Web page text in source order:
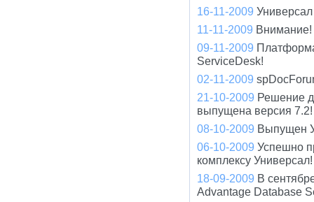
16-11-2009 Универсал
11-11-2009
09-11-2009
ServiceDesk!
02-11-2009
21-10-2009 Решение
выпущена версия 7.2!
08-10-2009 Выпущен
06-10-2009 Успешно
комплексу Универсал!
18-09-2009 В
Advantage Database